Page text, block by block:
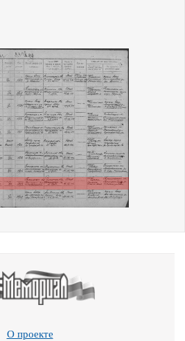
О проекте